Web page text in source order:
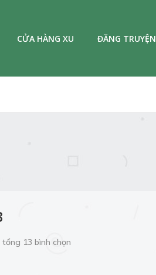
CỬA HÀNG XU ĐĂNG TRUYỆN
13 bình chọn